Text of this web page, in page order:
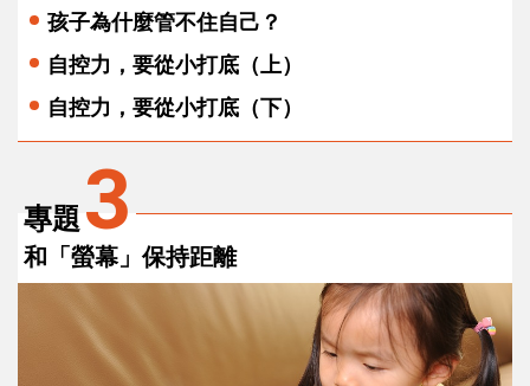
孩子為什麼管不住自己？
自控力，要從小打底（上）
自控力，要從小打底（下）
專題3
和「螢幕」保持距離